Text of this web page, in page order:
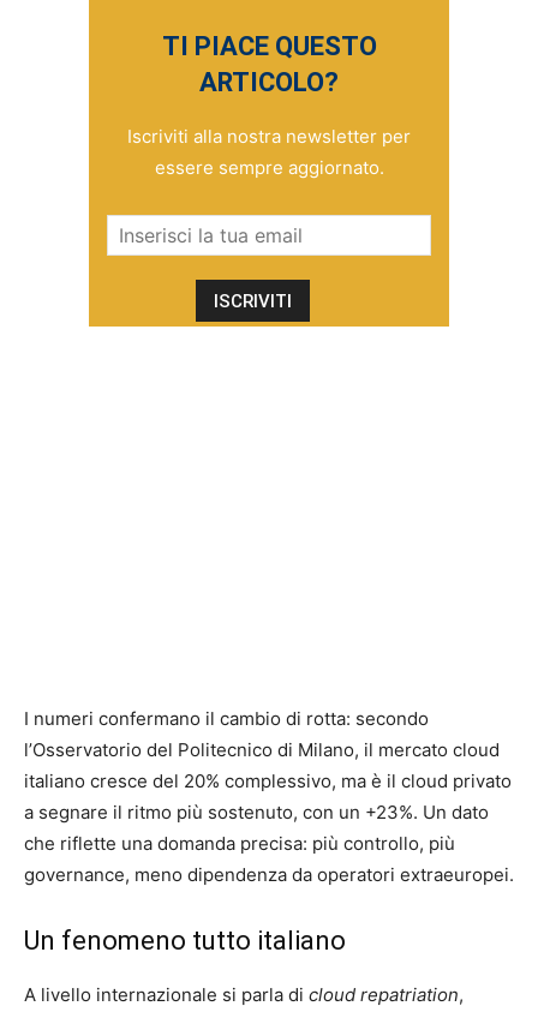
TI PIACE QUESTO
ARTICOLO?
Iscriviti alla nostra newsletter per
essere sempre aggiornato.
I numeri confermano il cambio di rotta: secondo
l’Osservatorio del Politecnico di Milano, il mercato cloud
italiano cresce del 20% complessivo, ma è il cloud privato
a segnare il ritmo più sostenuto, con un +23%. Un dato
che riflette una domanda precisa: più controllo, più
governance, meno dipendenza da operatori extraeuropei.
Un fenomeno tutto italiano
A livello internazionale si parla di cloud repatriation,